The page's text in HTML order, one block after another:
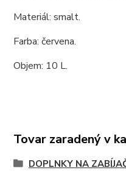
Materiál: smalt.
Farba: červena.
Objem: 10 L.
Tovar zaradený v
DOPLNKY NA